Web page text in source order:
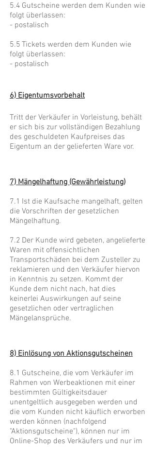
5.4 Gutscheine werden dem Kunden wie
folgt überlassen:
- postalisch
5.5 Tickets werden dem Kunden wie
folgt überlassen:
- postalisch
6) Eigentumsvorbehalt
Tritt der Verkäufer in Vorleistung, behält
er sich bis zur vollständigen Bezahlung
des geschuldeten Kaufpreises das
Eigentum an der gelieferten Ware vor.
7) Mängelhaftung (Gewährleistung)
7.1 Ist die Kaufsache mangelhaft, gelten
die Vorschriften der gesetzlichen
Mängelhaftung.
7.2 Der Kunde wird gebeten, angelieferte
Waren mit offensichtlichen
Transportschäden bei dem Zusteller zu
reklamieren und den Verkäufer hiervon
in Kenntnis zu setzen. Kommt der
Kunde dem nicht nach, hat dies
keinerlei Auswirkungen auf seine
gesetzlichen oder vertraglichen
Mängelansprüche.
8) Einlösung von Aktionsgutscheinen
8.1 Gutscheine, die vom Verkäufer im
Rahmen von Werbeaktionen mit einer
bestimmten Gültigkeitsdauer
unentgeltlich ausgegeben werden und
die vom Kunden nicht käuflich erworben
werden können (nachfolgend
"Aktionsgutscheine"), können nur im
Online-Shop des Verkäufers und nur im